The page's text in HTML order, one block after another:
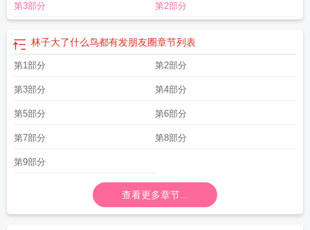
有的相近成语
林子大了什么鸟都有的句子林子大了什么鸟都有算辱骂吗
是谁说的林子大了什么鸟都有怎么反驳林子大了什么鸟都有英文
鸟都有成语林子大了什么鸟都有的说说带图片林子大了什么鸟都有的表情包林
子大了什么鸟都有的近义词
林子大了什么鸟都有英语
片配文字 林子大了什么鸟都有的图片寓意图片林子大了什么鸟都有英文翻译
类似的句子
林子大了什么鸟都有出自哪里
么鸟都有什么意思啊
林子大了什么鸟都有骂人的说说
的英文林子大了什么鸟都有世界大了什么人都有
第3部分 第2部分
林子大了什么鸟都有发朋友圈章节列表
第1部分 第2部分
第3部分 第4部分
第5部分 第6部分
第7部分 第8部分
第9部分
查看更多章节...